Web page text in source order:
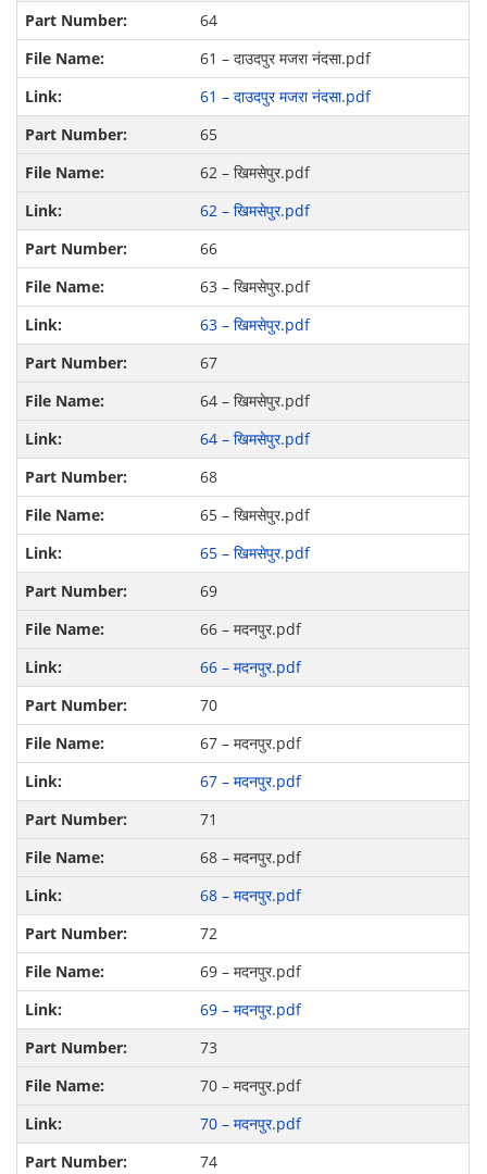
64
61 – दाउदपुर मजरा नंदसा.pdf
61 – दाउदपुर मजरा नंदसा.pdf
65
62 – खिमसेपुर.pdf
62 – खिमसेपुर.pdf
66
63 – खिमसेपुर.pdf
63 – खिमसेपुर.pdf
67
64 – खिमसेपुर.pdf
64 – खिमसेपुर.pdf
68
65 – खिमसेपुर.pdf
65 – खिमसेपुर.pdf
69
66 – मदनपुर.pdf
66 – मदनपुर.pdf
70
67 – मदनपुर.pdf
67 – मदनपुर.pdf
71
68 – मदनपुर.pdf
68 – मदनपुर.pdf
72
69 – मदनपुर.pdf
69 – मदनपुर.pdf
73
70 – मदनपुर.pdf
70 – मदनपुर.pdf
74